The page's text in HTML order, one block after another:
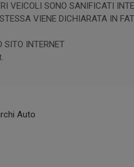
VEICOLI SONO SANIFICATI
VIENE DICHIARATA IN
SITO INTERNET